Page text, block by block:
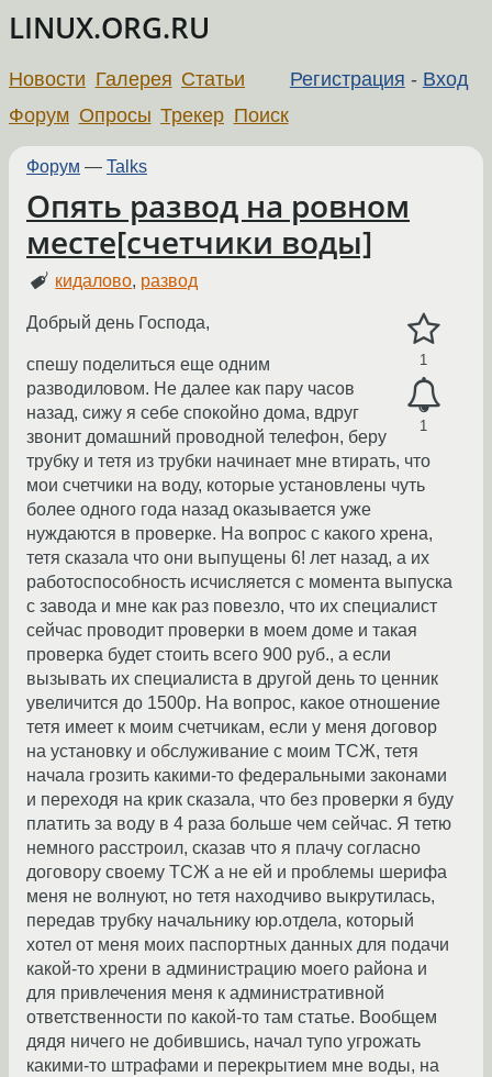
LINUX.ORG.RU
Регистрация - Вход
Новости Галерея Статьи
Форум Опросы Трекер Поиск
Форум — Talks
Опять развод на ровном
месте[счетчики воды]
кидалово, развод
1
1
Добрый день Господа,
спешу поделиться еще одним
разводиловом. Не далее как пару часов
назад, сижу я себе спокойно дома, вдруг
звонит домашний проводной телефон, беру
трубку и тетя из трубки начинает мне втирать, что
мои счетчики на воду, которые установлены чуть
более одного года назад оказывается уже
нуждаются в проверке. На вопрос с какого хрена,
тетя сказала что они выпущены 6! лет назад, а их
работоспособность исчисляется с момента выпуска
с завода и мне как раз повезло, что их специалист
сейчас проводит проверки в моем доме и такая
проверка будет стоить всего 900 руб., а если
вызывать их специалиста в другой день то ценник
увеличится до 1500р. На вопрос, какое отношение
тетя имеет к моим счетчикам, если у меня договор
на установку и обслуживание с моим ТСЖ, тетя
начала грозить какими-то федеральными законами
и переходя на крик сказала, что без проверки я буду
платить за воду в 4 раза больше чем сейчас. Я тетю
немного расстроил, сказав что я плачу согласно
договору своему ТСЖ а не ей и проблемы шерифа
меня не волнуют, но тетя находчиво выкрутилась,
передав трубку начальнику юр.отдела, который
хотел от меня моих паспортных данных для подачи
какой-то хрени в администрацию моего района и
для привлечения меня к административной
ответственности по какой-то там статье. Вообщем
дядя ничего не добившись, начал тупо угрожать
какими-то штрафами и перекрытием мне воды, на